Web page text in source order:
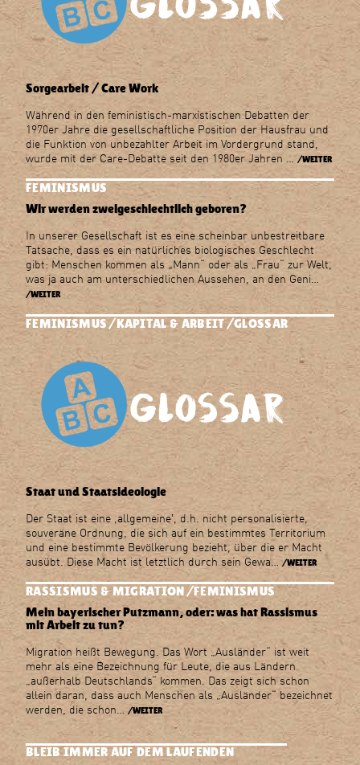
Sorgearbeit / Care Work
Während in den feministisch-marxistischen Debatten der
1970er Jahre die gesellschaftliche Position der Hausfrau und
die Funktion von unbezahlter Arbeit im Vordergrund stand,
wurde mit der Care-Debatte seit den 1980er Jahren …
/WEITER
FEMINISMUS
Wir werden zweigeschlechtlich geboren?
In unserer Gesellschaft ist es eine scheinbar unbestreitbare
Tatsache, dass es ein natürliches biologisches Geschlecht
gibt: Menschen kommen als „Mann“ oder als „Frau“ zur Welt,
was ja auch am unterschiedlichen Aussehen, an den Geni…
/WEITER
FEMINISMUS KAPITAL & ARBEIT GLOSSAR
Staat und Staatsideologie
Der Staat ist eine ,allgemeineʽ, d.h. nicht personalisierte,
souveräne Ordnung, die sich auf ein bestimmtes Territorium
und eine bestimmte Bevölkerung bezieht, über die er Macht
ausübt. Diese Macht ist letztlich durch sein Gewa…
/WEITER
RASSISMUS & MIGRATION
FEMINISMUS
Mein bayerischer Putzmann, oder: was hat Rassismus
mit Arbeit zu tun?
Migration heißt Bewegung. Das Wort „Ausländer“ ist weit
mehr als eine Bezeichnung für Leute, die aus Ländern
„außerhalb Deutschlands“ kommen. Das zeigt sich schon
allein daran, dass auch Menschen als „Ausländer“ bezeichnet
werden, die schon…
/WEITER
BLEIB IMMER AUF DEM LAUFENDEN